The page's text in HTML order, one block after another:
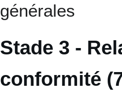
générales
Stade 3 -
conformité